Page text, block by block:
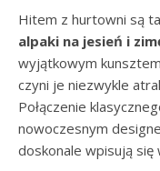
Hitem z hurtowni są
alpaki na jesień i
wyjątkowym
czyni je niezwykle
Połączenie
nowoczesnym
doskonale wpisują